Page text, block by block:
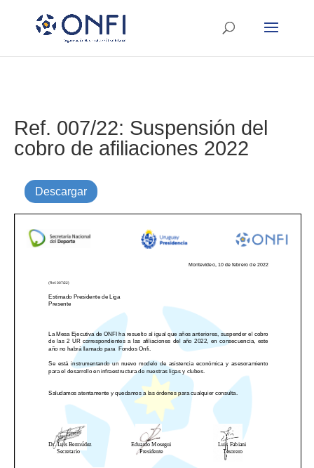
Ref. 007/22: Suspensión del
cobro de afiliaciones 2022
Descargar